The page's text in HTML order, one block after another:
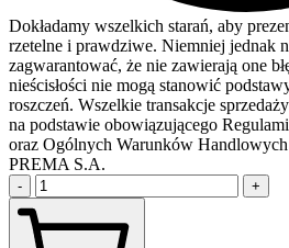
Dokładamy wszelkich starań, aby
rzetelne i prawdziwe. Niemniej jednak
zagwarantować, że nie zawierają one
nieścisłości nie mogą stanowić
roszczeń. Wszelkie transakcje
na podstawie obowiązującego
oraz Ogólnych Warunków
PREMA S.A.
- +